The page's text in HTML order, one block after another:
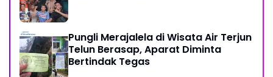
Pungli Merajalela di Wisata Air Terjun
Telun Berasap, Aparat Diminta
Bertindak Tegas